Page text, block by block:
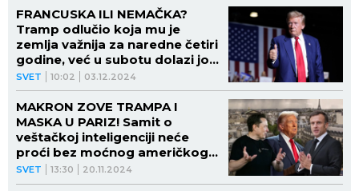
SVET 10:02 03.12.2024
FRANCUSKA ILI NEMAČKA?
Tramp odlučio koja mu je
zemlja važnija za naredne četiri
godine, već u subotu dolazi joj
u goste!
SVET 13:30 20.11.2024
MAKRON ZOVE TRAMPA I
MASKA U PARIZ! Samit o
veštačkoj inteligenciji neće
proći bez moćnog američkog
dvojca